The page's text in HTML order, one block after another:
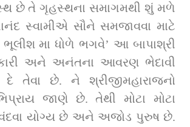
છે તે ગૃહ‍સ્‍થના સમાગમથી શું મળે
સ્‍વામીએ સૌને સમજાવવા માટે
મા ધોળે ભગવે’ આ બાપાશ્રી
અને અનંતના આવરણ ભેદાવી
દે તેવા છે. ને શ્રીજીમહારાજનો
જાણે છે. તેથી મોટા મોટા
યોગ્‍ય છે અને અજોડ પુરુષ છે.